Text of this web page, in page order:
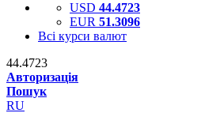
USD 44.4723
EUR 51.3096
Всі курси валют
44.4723
Авторизація
Пошук
RU